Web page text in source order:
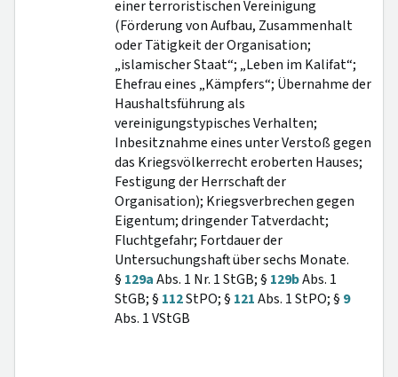
einer terroristischen Vereinigung
(Förderung von Aufbau, Zusammenhalt
oder Tätigkeit der Organisation;
„islamischer Staat“; „Leben im Kalifat“;
Ehefrau eines „Kämpfers“; Übernahme der
Haushaltsführung als
vereinigungstypisches Verhalten;
Inbesitznahme eines unter Verstoß gegen
das Kriegsvölkerrecht eroberten Hauses;
Festigung der Herrschaft der
Organisation); Kriegsverbrechen gegen
Eigentum; dringender Tatverdacht;
Fluchtgefahr; Fortdauer der
Untersuchungshaft über sechs Monate.
§ 129aAbs. 1 Nr. 1 StGB; § 129bAbs. 1
StGB; § 112StPO; § 121Abs. 1 StPO; § 9
Abs. 1 VStGB